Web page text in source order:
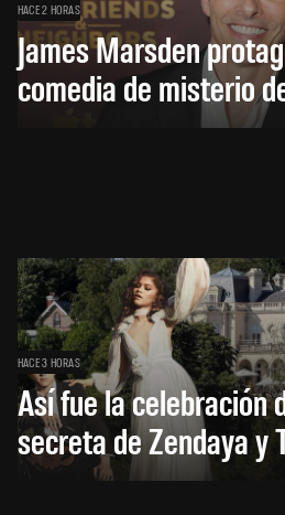
HACE 2 HORAS
James Marsden
comedia de misterio
HACE 3 HORAS
Así fue la celebración
secreta de Zendaya y